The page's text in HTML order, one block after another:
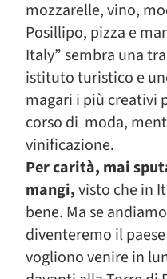
mozzarelle, vino,
Posillipo, pizza e
Italy” sembra una
istituto turistico e
magari i più creativi
corso di moda,
vinificazione.
Per carità, mai
mangi,visto che in
bene. Ma se
diventeremo il
vogliono venire in